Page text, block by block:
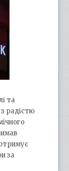
та
з радістю
за